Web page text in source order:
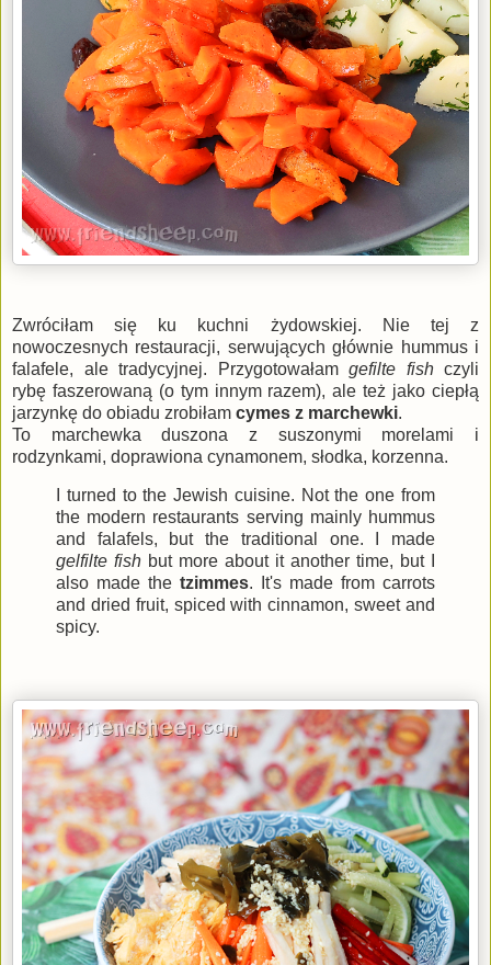
Zwróciłam się ku kuchni żydowskiej. Nie tej z
nowoczesnych restauracji, serwujących głównie hummus i
falafele, ale tradycyjnej. Przygotowałam gefilte fishczyli
rybę faszerowaną (o tym innym razem), ale też jako ciepłą
jarzynkę do obiadu zrobiłam cymes z marchewki.
To marchewka duszona z suszonymi morelami i
rodzynkami, doprawiona cynamonem, słodka, korzenna.
I turned to the Jewish cuisine. Not the one from
the modern restaurants serving mainly hummus
and falafels, but the traditional one. I made
gelfilte fish but more about it another time, but I
also made the tzimmes. It's made from carrots
and dried fruit, spiced with cinnamon, sweet and
spicy.